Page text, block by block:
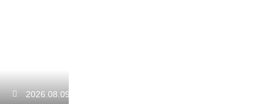
2026.08.09